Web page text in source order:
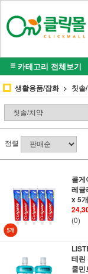
카테고리 전체보기
생활용품/잡화 칫솔
정렬
콜게
레귤
x 5개
(0)
테린
쿨민